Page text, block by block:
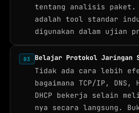
tentang analisis paket.
adalah tool standar
digunakan dalam ujian
03 Belajar Protokol Jaringan
Tidak ada cara lebih
bagaimana TCP/IP, DNS,
DHCP bekerja selain
nya secara langsung.